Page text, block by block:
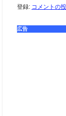
登録: コメントの
広告